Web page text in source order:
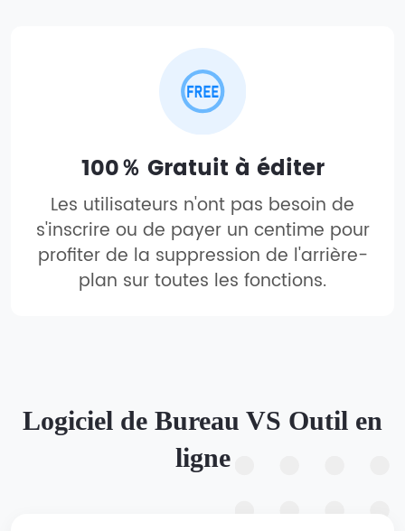
100％ Gratuit à éditer
Les utilisateurs n'ont pas besoin de
s'inscrire ou de payer un centime pour
profiter de la suppression de l'arrière-
plan sur toutes les fonctions.
Logiciel de Bureau VS Outil en
ligne